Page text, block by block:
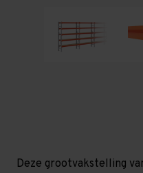
Deze grootvakstelling